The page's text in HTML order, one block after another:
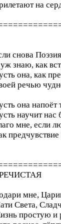
на
снова
знаю, как
она, как
речью
она напоёт
научит нас
мне, если
мне,
Света,
простую и